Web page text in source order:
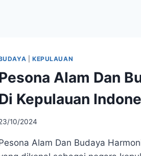
KEPULAUAN
Alam Dan
Kepulauan
10/2024
Alam Dan Budaya